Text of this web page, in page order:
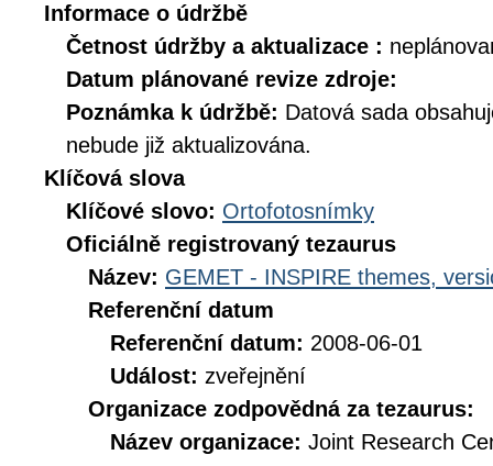
Informace o údržbě
Četnost údržby a aktualizace :
Datum plánované revize zdroje:
Poznámka k údržbě: Datová sada
nebude již aktualizována.
Klíčová slova
Klíčové slovo: Ortofotosnímky
Oficiálně registrovaný tezaurus
Název: GEMET - INSPIRE themes,
Referenční datum
Referenční datum: 2008-06-01
Událost: zveřejnění
Organizace zodpovědná za tezaurus:
Název organizace: Joint Research